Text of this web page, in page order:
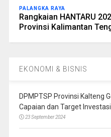
PALANGKA RAYA
Rangkaian HANTARU
Provinsi Kalimantan
EKONOMI & BISNIS
DPMPTSP Provinsi Kalteng
Capaian dan Target
23 September 2024